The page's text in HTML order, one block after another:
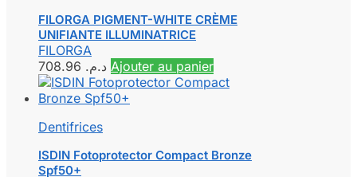
FILORGA PIGMENT-WHITE CRÈME
UNIFIANTE ILLUMINATRICE
FILORGA
د.م. Ajouter au panier
Dentifrices
ISDIN Fotoprotector Compact Bronze
Spf50+